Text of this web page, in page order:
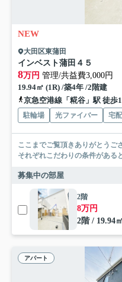
NEW
大田区東蒲田
インベスト蒲田４５
8万円 管理/共益費3,000円
19.94㎡ (1R) /築4年 /2階建
京急空港線「糀谷」駅 徒歩
駐輪場 光ファイバー 宅
ここまでご覧頂きありがとうございます。 お部屋探し
それぞれこだわりの条件がある
募集中の部屋
2階
8万円
2階 / 19.94
アパート